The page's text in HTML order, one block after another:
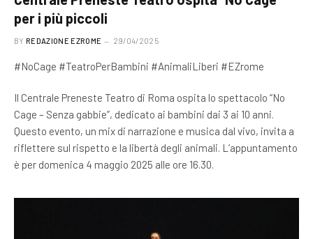
per i più piccoli
BY REDAZIONE EZROME 29/04/2025
#NoCage #TeatroPerBambini #AnimaliLiberi #EZrome
Il Centrale Preneste Teatro di Roma ospita lo spettacolo “No
Cage – Senza gabbie”, dedicato ai bambini dai 3 ai 10 anni.
Questo evento, un mix di narrazione e musica dal vivo, invita a
riflettere sul rispetto e la libertà degli animali. L’appuntamento
è per domenica 4 maggio 2025 alle ore 16.30.